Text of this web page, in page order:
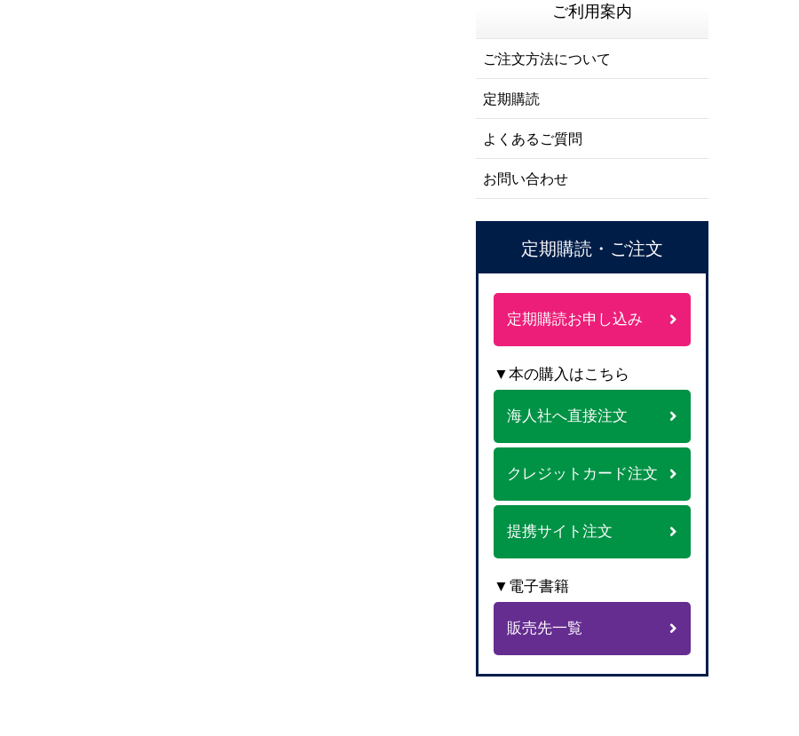
ご利用案内
ご注文方法について
定期購読
よくあるご質問
お問い合わせ
定期購読・ご注文
定期購読お申し込み
▼本の購入はこちら
海人社へ直接注文
クレジットカード注文
提携サイト注文
▼電子書籍
販売先一覧